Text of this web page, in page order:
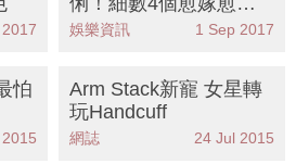
翻頭嫁更幸福女星
娛樂資訊 1 Sep 2017
怕
Arm Stack新寵 女星轉
玩Handcuff
網誌 24 Jul 2015